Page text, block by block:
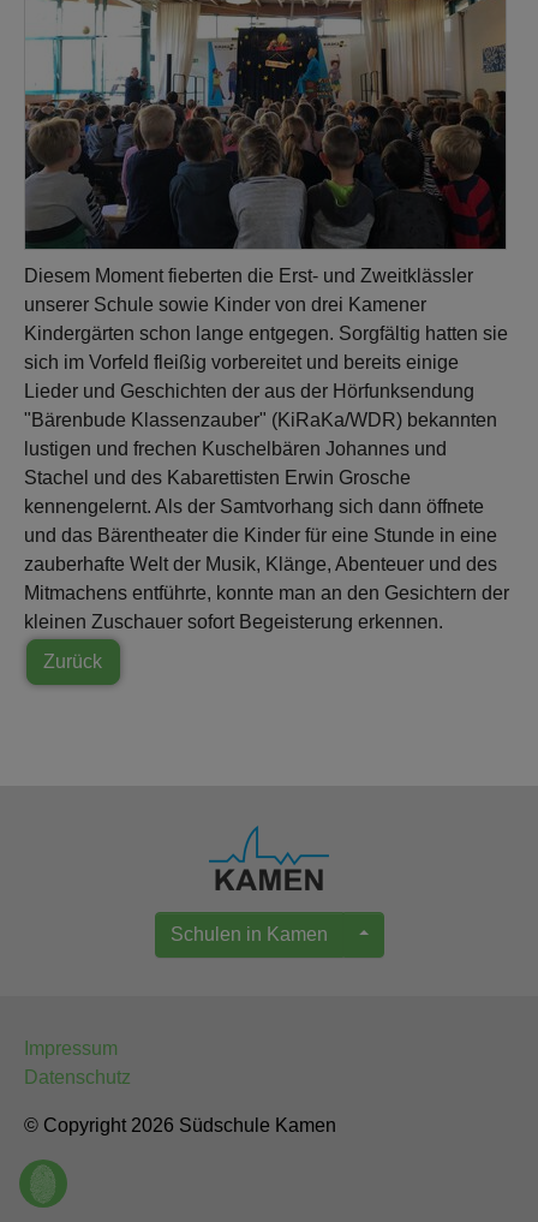
Diesem Moment fieberten die Erst- und Zweitklässler
unserer Schule sowie Kinder von drei Kamener
Kindergärten schon lange entgegen. Sorgfältig hatten sie
sich im Vorfeld fleißig vorbereitet und bereits einige
Lieder und Geschichten der aus der Hörfunksendung
"Bärenbude Klassenzauber" (KiRaKa/WDR) bekannten
lustigen und frechen Kuschelbären Johannes und
Stachel und des Kabarettisten Erwin Grosche
kennengelernt. Als der Samtvorhang sich dann öffnete
und das Bärentheater die Kinder für eine Stunde in eine
zauberhafte Welt der Musik, Klänge, Abenteuer und des
Mitmachens entführte, konnte man an den Gesichtern der
kleinen Zuschauer sofort Begeisterung erkennen.
Zurück
Schulen in Kamen
Impressum
Datenschutz
© Copyright 2026 Südschule Kamen